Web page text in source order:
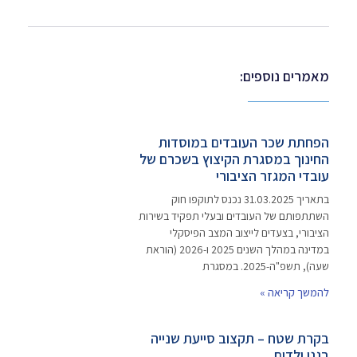
מאמרים נוספים:
הפחתת שכר העובדים במוסדות
החינוך במסגרת הקיצוץ בשכרם של
עובדי המגזר הציבורי
בתאריך 31.03.2025 נכנס לתוקפו חוק
השתתפותם של העובדים ובעלי תפקיד בשירות
הציבורי, בצעדים לייצוב המצב הפיסקלי
במדינה במהלך השנים 2025 ו-2026 (הוראת
שעה), תשפ"ה-2025. במסגרת
להמשך קריאה »
בקרת שטח – תקצוב סייעת שנייה